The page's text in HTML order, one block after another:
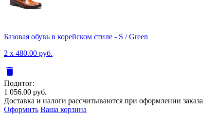
Базовая обувь в корейском стиле - S / Green
2 x 480.00 руб.
delete
Подитог:
1 056.00 руб.
Доставка и налоги рассчитываются при оформлении заказа
Оформить Ваша корзина